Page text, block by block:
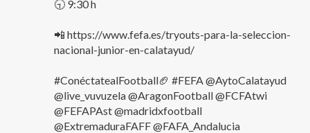
🕤 9:30 h
📲 https://www.fefa.es/tryouts-para-la-seleccion-
nacional-junior-en-calatayud/
#ConéctatealFootball🏈 #FEFA @AytoCalatayud
@live_vuvuzela @AragonFootball @FCFAtwi
@FEFAPAst @madridxfootball
@ExtremaduraFAFF @FAFA_Andalucia